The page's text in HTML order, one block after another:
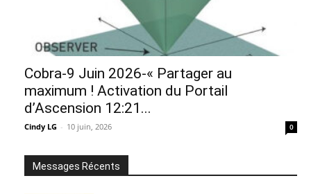
Cobra-9 Juin 2026-« Partager au
maximum ! Activation du Portail
d’Ascension 12:21...
Cindy LG - 10 juin, 2026 0
Messages Récents